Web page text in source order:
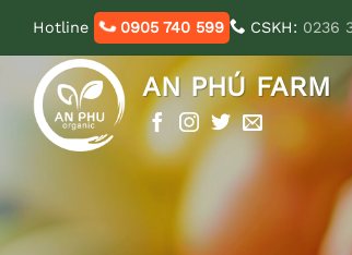
dung
Hotline 0905 740 599 CSKH: 0236
AN PHÚ FARM